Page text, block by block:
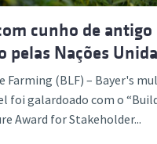
cunho de antigo
pelas Nações
Farming (BLF) – Bayer's
foi galardoado com o
Award for Stakeholder...